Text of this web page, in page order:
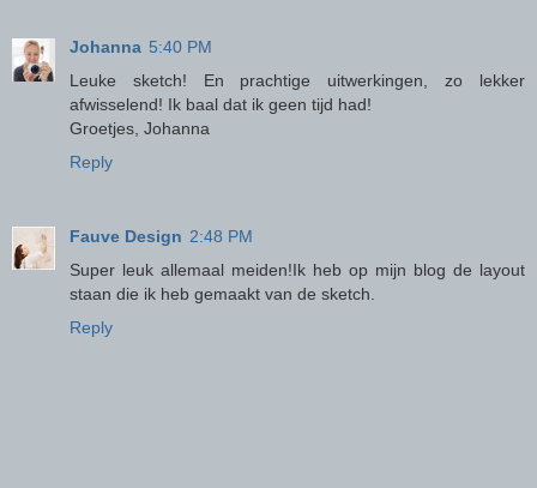
Johanna 5:40 PM
Leuke sketch! En prachtige uitwerkingen, zo lekker
afwisselend! Ik baal dat ik geen tijd had!
Groetjes, Johanna
Reply
Fauve Design 2:48 PM
Super leuk allemaal meiden!Ik heb op mijn blog de layout
staan die ik heb gemaakt van de sketch.
Reply